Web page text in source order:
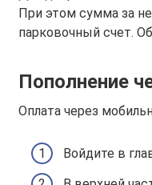
При этом сумма за
парковочный счет.
Пополнение
Оплата через
Войдите в